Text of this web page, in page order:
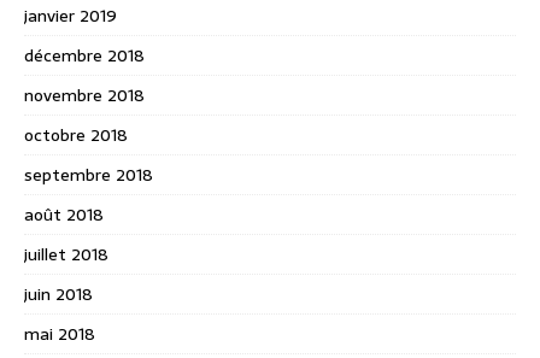
janvier 2019
décembre 2018
novembre 2018
octobre 2018
septembre 2018
août 2018
juillet 2018
juin 2018
mai 2018